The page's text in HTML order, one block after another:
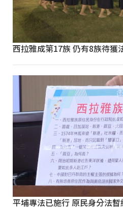
西拉雅成第17族 仍有8族待獲
平埔專法已施行 原民身分法